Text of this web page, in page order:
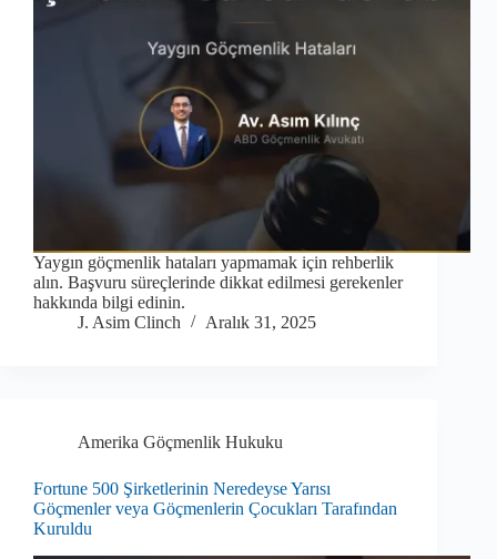
Yaygın göçmenlik hataları yapmamak için rehberlik
alın. Başvuru süreçlerinde dikkat edilmesi gerekenler
hakkında bilgi edinin.
J. Asim Clinch
Aralık 31, 2025
Amerika Göçmenlik Hukuku
Fortune 500 Şirketlerinin Neredeyse Yarısı
Göçmenler veya Göçmenlerin Çocukları Tarafından
Kuruldu